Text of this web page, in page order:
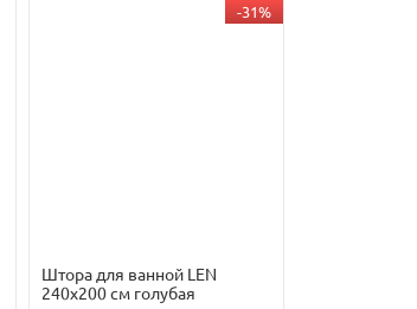
-31%
Штора для ванной LEN
240х200 см голубая